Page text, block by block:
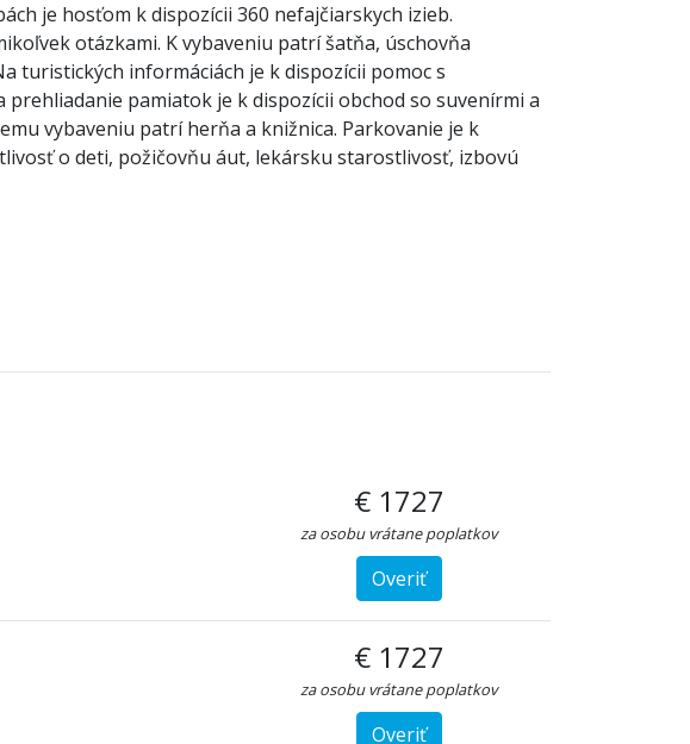
je hosťom k dispozícii 360 nefajčiarskych izieb.
otázkami. K vybaveniu patrí šatňa, úschovňa
turistických informáciách je k dispozícii pomoc s
pamiatok je k dispozícii obchod so suvenírmi a
vybaveniu patrí herňa a knižnica. Parkovanie je k
o deti, požičovňu áut, lekársku starostlivosť, izbovú
€ 1727
za osobu vrátane poplatkov
Overiť
€ 1727
za osobu vrátane poplatkov
Overiť